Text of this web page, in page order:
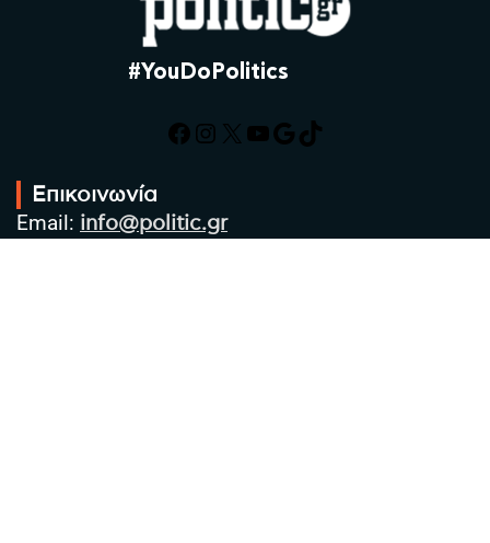
#YouDoPolitics
Facebook
Instagram
X YouTube
Google
TikTok
Επικοινωνία
Email: info@politic.gr